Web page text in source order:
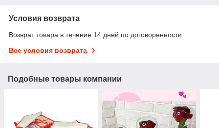
Условия возврата
Возврат товара в течение 14 дней по договоренности
Все условия возврата
Подобные товары компании